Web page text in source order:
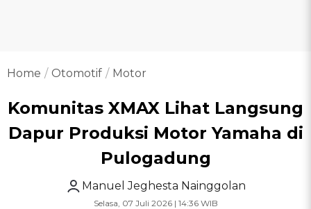
Home Otomotif Motor
Komunitas XMAX Lihat Langsung
Dapur Produksi Motor Yamaha di
Pulogadung
Manuel Jeghesta Nainggolan
Selasa, 07 Juli 2026 | 14:36 WIB